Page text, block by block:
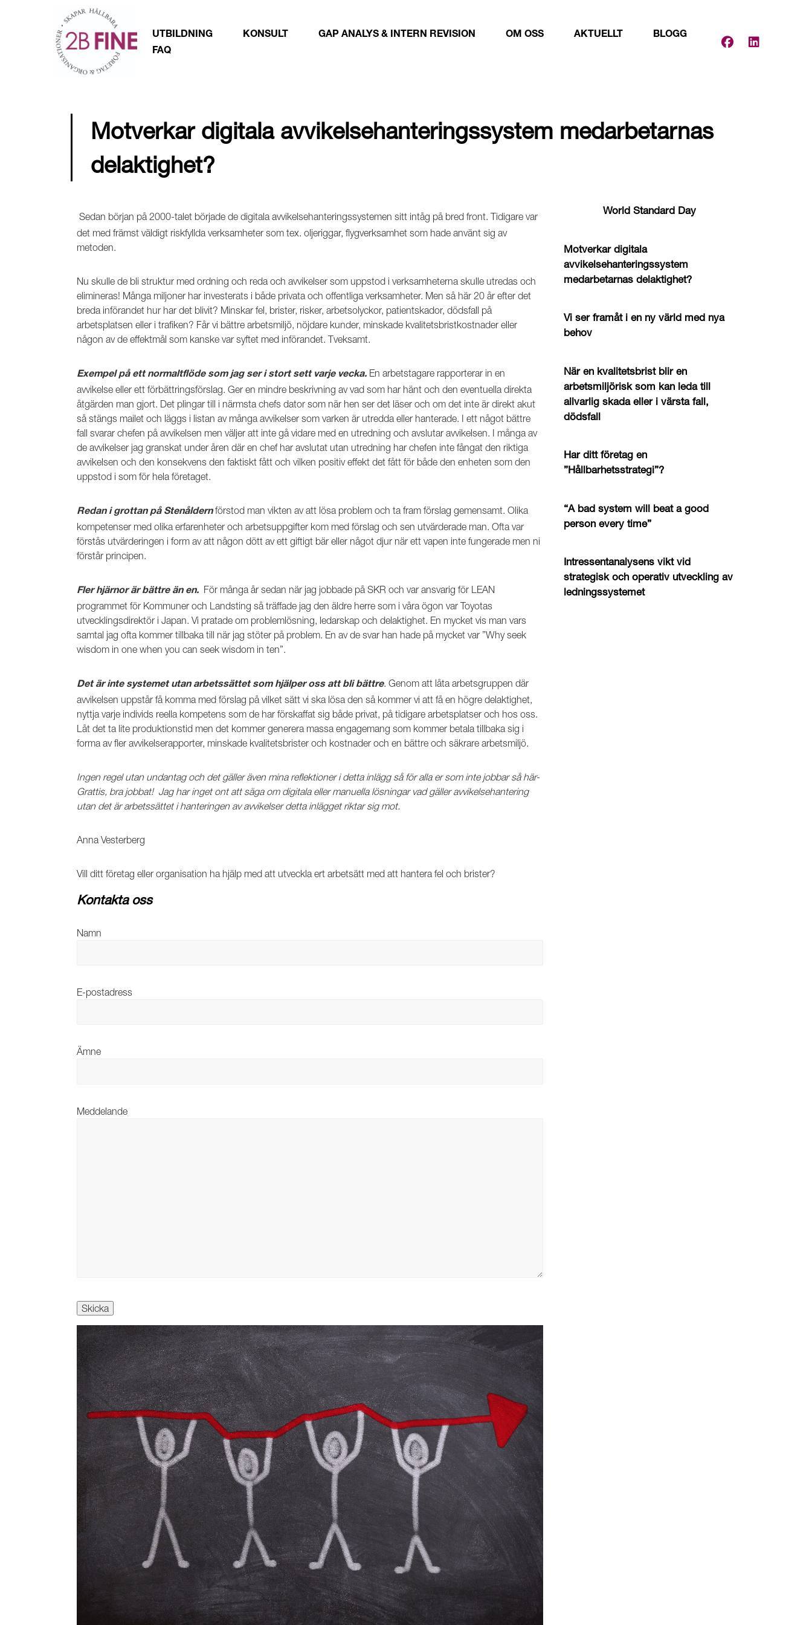
UTBILDNING KONSULT GAP ANALYS & INTERN REVISION OM OSS AKTUELLT
BLOGG
FAQ
Motverkar digitala avvikelsehanteringssystem medarbetarnas
delaktighet?
Sedan början på 2000-talet började de digitala avvikelsehanteringssystemen sitt intåg på bred front. Tidigare var
det med främst väldigt riskfyllda verksamheter som tex. oljeriggar, flygverksamhet som hade använt sig av
metoden.
Nu skulle de bli struktur med ordning och reda och avvikelser som uppstod i verksamheterna skulle utredas och
elimineras! Många miljoner har investerats i både privata och offentliga verksamheter. Men så här 20 år efter det
breda införandet hur har det blivit? Minskar fel, brister, risker, arbetsolyckor, patientskador, dödsfall på
arbetsplatsen eller i trafiken? Får vi bättre arbetsmiljö, nöjdare kunder, minskade kvalitetsbristkostnader eller
någon av de effektmål som kanske var syftet med införandet. Tveksamt.
Exempel på ett normaltflöde som jag ser i stort sett varje vecka. En arbetstagare rapporterar in en
avvikelse eller ett förbättringsförslag. Ger en mindre beskrivning av vad som har hänt och den eventuella direkta
åtgärden man gjort. Det plingar till i närmsta chefs dator som när hen ser det läser och om det inte är direkt akut
så stängs mailet och läggs i listan av många avvikelser som varken är utredda eller hanterade. I ett något bättre
fall svarar chefen på avvikelsen men väljer att inte gå vidare med en utredning och avslutar avvikelsen. I många av
de avvikelser jag granskat under åren där en chef har avslutat utan utredning har chefen inte fångat den riktiga
avvikelsen och den konsekvens den faktiskt fått och vilken positiv effekt det fått för både den enheten som den
uppstod i som för hela företaget.
Redan i grottan på Stenåldernförstod man vikten av att lösa problem och ta fram förslag gemensamt. Olika
kompetenser med olika erfarenheter och arbetsuppgifter kom med förslag och sen utvärderade man. Ofta var
förstås utvärderingen i form av att någon dött av ett giftigt bär eller något djur när ett vapen inte fungerade men ni
förstår principen.
Fler hjärnor är bättre än en. För många år sedan när jag jobbade på SKR och var ansvarig för LEAN
programmet för Kommuner och Landsting så träffade jag den äldre herre som i våra ögon var Toyotas
utvecklingsdirektör i Japan. Vi pratade om problemlösning, ledarskap och delaktighet. En mycket vis man vars
samtal jag ofta kommer tillbaka till när jag stöter på problem. En av de svar han hade på mycket var ”Why seek
wisdom in one when you can seek wisdom in ten”.
Det är inte systemet utan arbetssättet som hjälper oss att bli bättre. Genom att låta arbetsgruppen där
avvikelsen uppstår få komma med förslag på vilket sätt vi ska lösa den så kommer vi att få en högre delaktighet,
nyttja varje individs reella kompetens som de har förskaffat sig både privat, på tidigare arbetsplatser och hos oss.
Låt det ta lite produktionstid men det kommer generera massa engagemang som kommer betala tillbaka sig i
forma av fler avvikelserapporter, minskade kvalitetsbrister och kostnader och en bättre och säkrare arbetsmiljö.
Ingen regel utan undantag och det gäller även mina reflektioner i detta inlägg så för alla er som inte jobbar så här-
Grattis, bra jobbat! Jag har inget ont att säga om digitala eller manuella lösningar vad gäller avvikelsehantering
utan det är arbetssättet i hanteringen av avvikelser detta inlägget riktar sig mot.
Anna Vesterberg
Vill ditt företag eller organisation ha hjälp med att utveckla ert arbetsätt med att hantera fel och brister?
Kontakta oss
Namn
E-postadress
Ämne
Meddelande
World Standard Day
Motverkar digitala
avvikelsehanteringssystem
medarbetarnas delaktighet?
Vi ser framåt i en ny värld med nya
behov
När en kvalitetsbrist blir en
arbetsmiljörisk som kan leda till
allvarlig skada eller i värsta fall,
dödsfall
Har ditt företag en
”Hållbarhetsstrategi”?
“A bad system will beat a good
person every time”
Intressentanalysens vikt vid
strategisk och operativ utveckling av
ledningssystemet